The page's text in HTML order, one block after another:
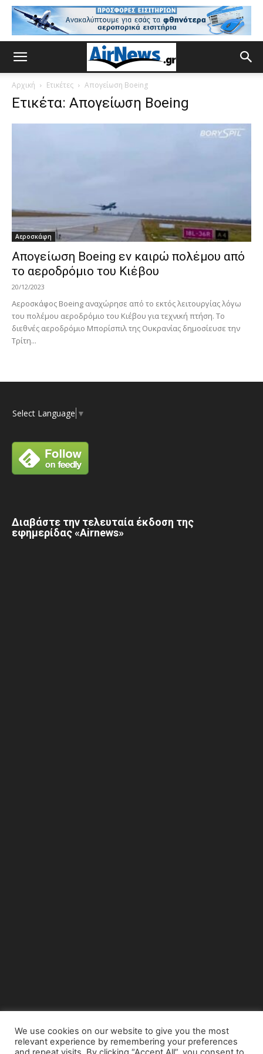
Αρχική Ετικέτες Απογείωση Boeing
Ετικέτα: Απογείωση Boeing
Αεροσκάφη
Απογείωση Boeing εν καιρώ πολέμου από
το αεροδρόμιο του Κιέβου
20/12/2023
Αεροσκάφος Boeing αναχώρησε από το εκτός λειτουργίας λόγω
του πολέμου αεροδρόμιο του Κιέβου για τεχνική πτήση. Το
διεθνές αεροδρόμιο Μπορίσπιλ της Ουκρανίας δημοσίευσε την
Τρίτη...
Select Language ▼
Διαβάστε την τελευταία έκδοση της
εφημερίδας «Airnews»
© Copyright 2015 - www.airnews.gr
We use cookies on our website to give you the most
relevant experience by remembering your preferences